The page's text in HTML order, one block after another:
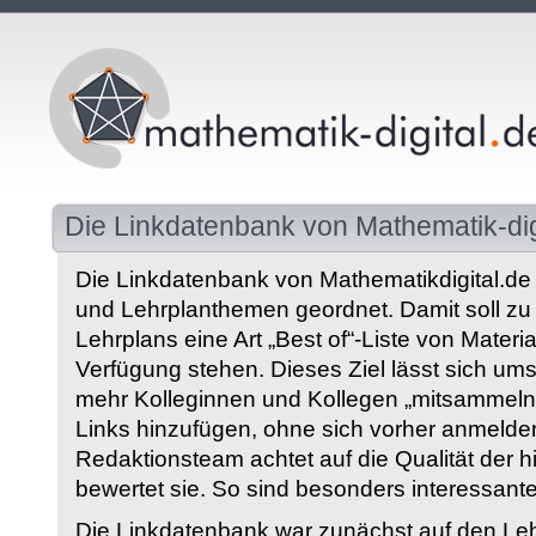
Die Linkdatenbank von Mathematik-
Die Linkdatenbank von
und Lehrplanthemen geordnet. Damit soll
Lehrplans eine Art „Best of“-Liste von
Verfügung stehen. Dieses Ziel lässt sich
mehr Kolleginnen und Kollegen
Links hinzufügen, ohne sich vorher
Redaktionsteam achtet auf die Qualität der
bewertet sie. So sind besonders
Die Linkdatenbank war zunächst auf den